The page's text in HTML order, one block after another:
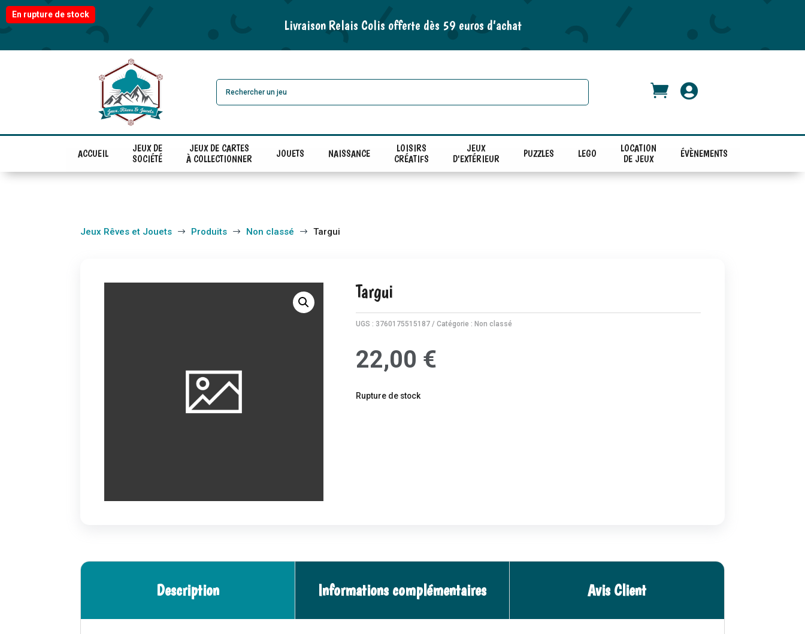
Livraison Relais Colis offerte dès 59 euros d’achat
 
ACCUEIL
JEUX DE
SOCIÉTÉ
JEUX DE CARTES
À COLLECTIONNER
JOUETS NAISSANCE
LOISIRS
CRÉATIFS
JEUX
D'EXTÉRIEUR
PUZZLES LEGO
LOCATION
DE JEUX
ÉVÈNEMENTS
En rupture de stock
Jeux Rêves et Jouets $ Produits $ Non classé $ Targui
Targui
UGS : 3760175515187 Catégorie : Non classé
22,00 €
Rupture de stock
Description Informations complémentaires Avis Client